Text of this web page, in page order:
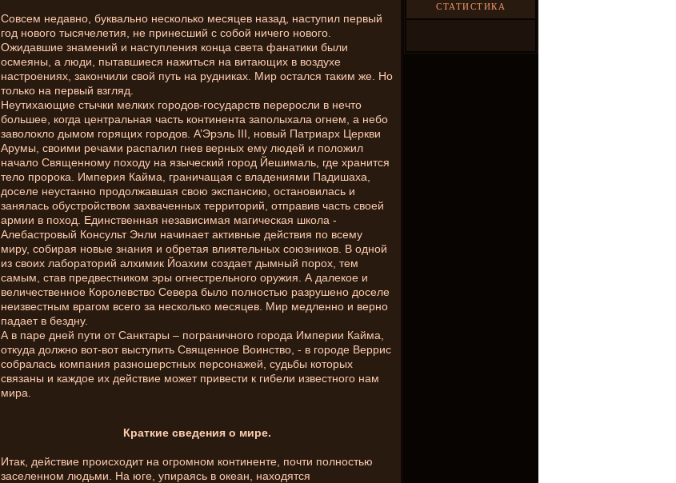
Совсем недавно, буквально несколько месяцев назад, наступил первый
год нового тысячелетия, не принесший с собой ничего нового.
Ожидавшие знамений и наступления конца света фанатики были
осмеяны, а люди, пытавшиеся нажиться на витающих в воздухе
настроениях, закончили свой путь на рудниках. Мир остался таким же. Но
только на первый взгляд.
Неутихающие стычки мелких городов-государств переросли в нечто
большее, когда центральная часть континента заполыхала огнем, а небо
заволокло дымом горящих городов. А’Эрэль III, новый Патриарх Церкви
Арумы, своими речами распалил гнев верных ему людей и положил
начало Священному походу на языческий город Йешималь, где хранится
тело пророка. Империя Кайма, граничащая с владениями Падишаха,
доселе неустанно продолжавшая свою экспансию, остановилась и
занялась обустройством захваченных территорий, отправив часть своей
армии в поход. Единственная независимая магическая школа -
Алебастровый Консульт Энли начинает активные действия по всему
миру, собирая новые знания и обретая влиятельных союзников. В одной
из своих лабораторий алхимик Йоахим создает дымный порох, тем
самым, став предвестником эры огнестрельного оружия. А далекое и
величественное Королевство Севера было полностью разрушено доселе
неизвестным врагом всего за несколько месяцев. Мир медленно и верно
падает в бездну.
А в паре дней пути от Санктары – пограничного города Империи Кайма,
откуда должно вот-вот выступить Священное Воинство, - в городе Веррис
собралась компания разношерстных персонажей, судьбы которых
связаны и каждое их действие может привести к гибели известного нам
мира.
Краткие сведения о мире.
Итак, действие происходит на огромном континенте, почти полностью
заселенном людьми. На юге, упираясь в океан, находятся
СТАТИСТИКА